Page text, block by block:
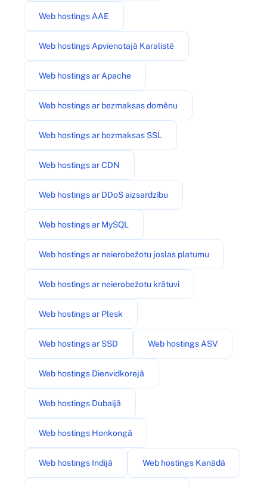
Web hostings AAE
Web hostings Apvienotajā Karalistē
Web hostings ar Apache
Web hostings ar bezmaksas domēnu
Web hostings ar bezmaksas SSL
Web hostings ar CDN
Web hostings ar DDoS aizsardzību
Web hostings ar MySQL
Web hostings ar neierobežotu joslas platumu
Web hostings ar neierobežotu krātuvi
Web hostings ar Plesk
Web hostings ar SSD Web hostings ASV
Web hostings Dienvidkorejā
Web hostings Dubaijā
Web hostings Honkongā
Web hostings Indijā Web hostings Kanādā